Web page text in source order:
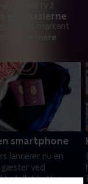
gymnasierne
på et markant
Læs mere
på Mit TV 2.
smartphone
lancerer nu en
gæster ved
hotellet bytter